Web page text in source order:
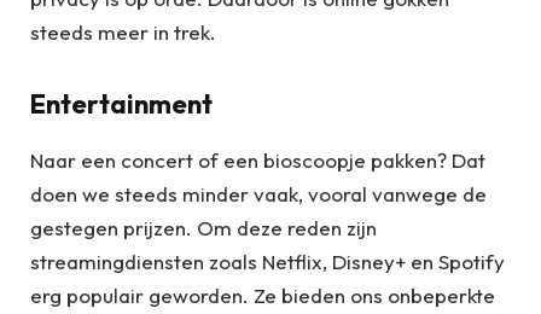
steeds meer in trek.
Entertainment
Naar een concert of een bioscoopje pakken? Dat
doen we steeds minder vaak, vooral vanwege de
gestegen prijzen. Om deze reden zijn
streamingdiensten zoals Netflix, Disney+ en Spotify
erg populair geworden. Ze bieden ons onbeperkte